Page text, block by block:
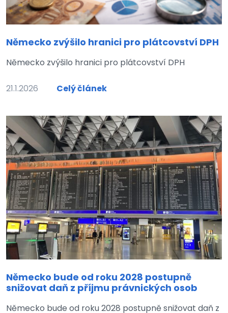
Německo zvýšilo hranici pro plátcovství DPH
Německo zvýšilo hranici pro plátcovství DPH
21.1.2026 Celý článek
Německo bude od roku 2028 postupně
snižovat daň z příjmu právnických osob
Německo bude od roku 2028 postupně snižovat daň z